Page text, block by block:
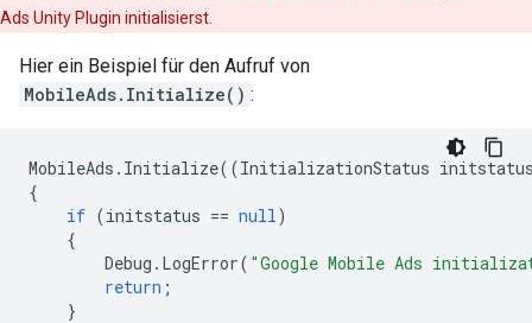
Ads Unity Plugin initialisierst.
Hier ein Beispiel für den Aufruf von
MobileAds.Initialize() :
MobileAds . Initialize((InitializationStatus
{
if (initstatus == null )
{
Debug . LogError( "Google Mobile Ads
return ;
}